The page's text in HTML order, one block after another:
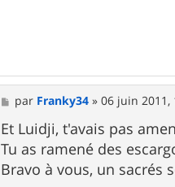
M
e
s
s
a
g
e
par Franky34 »06 juin 2011,
Et Luidji, t'avais pas
Tu as ramené des
Bravo à vous, un sacrés